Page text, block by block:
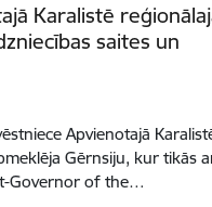
Karalistē
saites un
Apvienotajā
Gērnsiju, kur tikās
Governor of the…